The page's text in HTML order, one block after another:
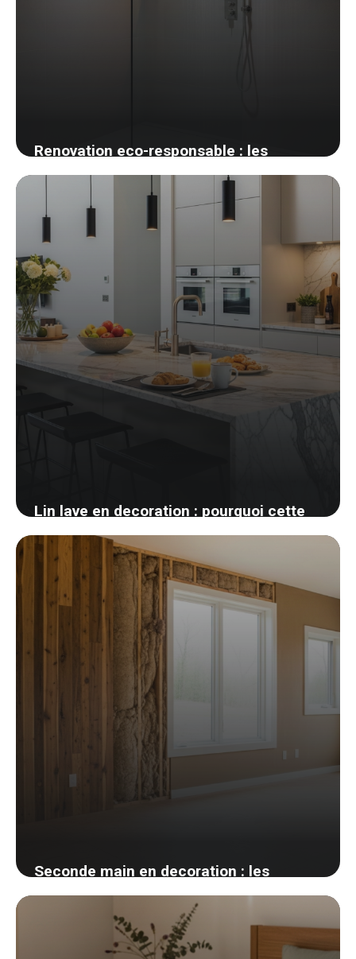
Renovation eco-responsable : les
materiaux biosources que j ai adoptes
27 mai 2026
Lin lave en decoration : pourquoi cette
matiere gagne toutes les chambres
26 mai 2026
Seconde main en decoration : les
meilleures plateformes et mes astuces
de chineuse